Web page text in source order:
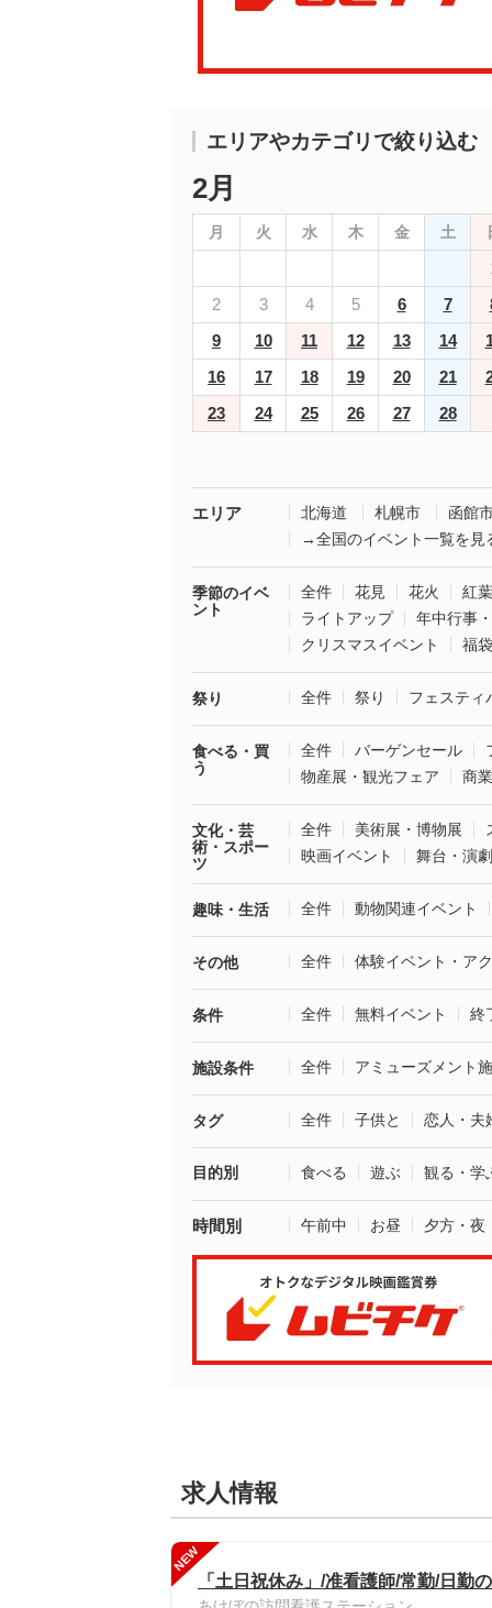
エリアやカテゴリで絞り込む
2月
月 火 水 木 金 土
2
3 4 5 6 7
9
10 11 12 13 14
16
17 18 19 20 21
23
24 25 26 27 28
エリア 北海道 札幌市
函館
→全国のイベント一覧を見
季節のイベ
ント
全件 花見 花火
紅葉
ライトアップ
年中行事
クリスマスイベント
福
祭り 全件 祭り フェスティ
食べる・買
う
全件 バーゲンセール
物産展・観光フェア
商
文化・芸
術・スポー
ツ
全件 美術展・博物展
映画イベント
舞台・演劇
趣味・生活 全件 動物関連イベント
その他 全件 体験イベント・ア
条件 全件 無料イベント 終
施設条件 全件 アミューズメント
タグ 全件 子供と 恋人・夫
目的別 食べる 遊ぶ 観る・学
時間別 午前中 お昼 夕方・夜
求人情報
NEW
「土日祝休み」/准看護師/常勤/日勤